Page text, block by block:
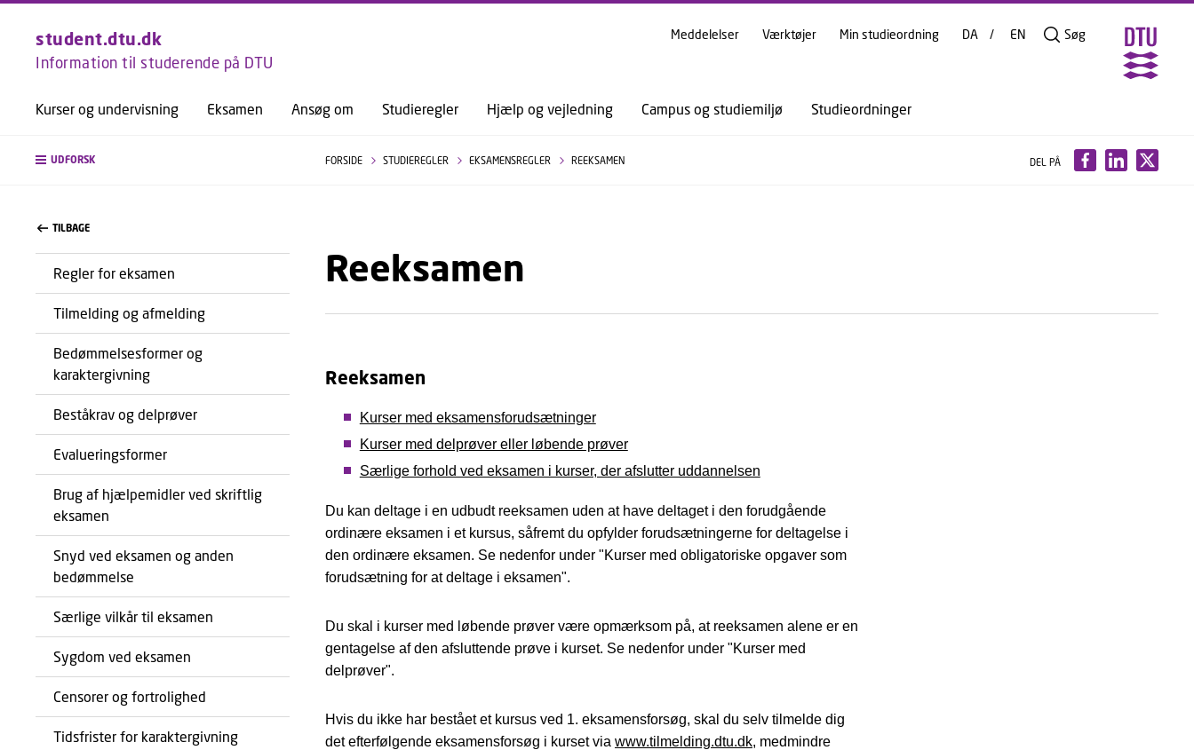
GÅ TIL PRIMÆRT INDHOLD (TRYK ENTER).
student.dtu.dk
Information til studerende på DTU
Kurser og undervisning Eksamen Ansøg om Studieregler Hjælp og vejledning Campus og studiemiljø Studieordninger
Meddelelser Værktøjer Min studieordning DA EN Søg
UDFORSK FORSIDE STUDIEREGLER EKSAMENSREGLER REEKSAMEN DEL PÅ
TILBAGE
Regler for eksamen
Tilmelding og afmelding
Bedømmelsesformer og
karaktergivning
Beståkrav og delprøver
Evalueringsformer
Brug af hjælpemidler ved skriftlig
eksamen
Snyd ved eksamen og anden
bedømmelse
Særlige vilkår til eksamen
Sygdom ved eksamen
Censorer og fortrolighed
Tidsfrister for karaktergivning
Reeksamen
Reeksamen
Kurser med eksamensforudsætninger
Kurser med delprøver eller løbende prøver
Særlige forhold ved eksamen i kurser, der afslutter uddannelsen
Du kan deltage i en udbudt reeksamen uden at have deltaget i den forudgående
ordinære eksamen i et kursus, såfremt du opfylder forudsætningerne for deltagelse i
den ordinære eksamen. Se nedenfor under "Kurser med obligatoriske opgaver som
forudsætning for at deltage i eksamen".
Du skal i kurser med løbende prøver være opmærksom på, at reeksamen alene er en
gentagelse af den afsluttende prøve i kurset. Se nedenfor under "Kurser med
delprøver".
Hvis du ikke har bestået et kursus ved 1. eksamensforsøg, skal du selv tilmelde dig
det efterfølgende eksamensforsøg i kurset via www.tilmelding.dtu.dk, medmindre